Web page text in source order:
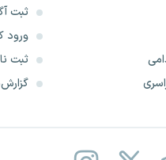
ثبت
ورود
ثبت